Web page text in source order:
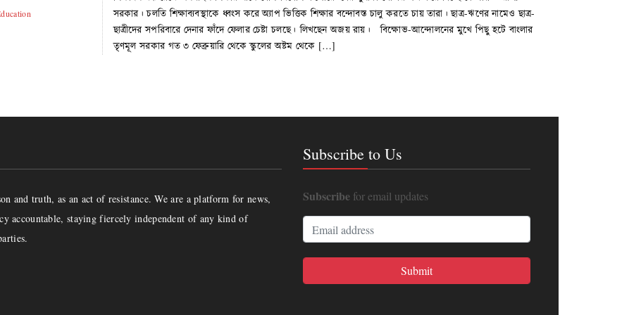
সরকার। চলতি শিক্ষাব্যবস্থাকে ধ্বংস করে অ্যাপ ভিত্তিক শিক্ষার বন্দোবস্ত চালু করতে চায় তারা। ছাত্র-ঋণের নামেও ছাত্র-
ছাত্রীদের সপরিবারে দেনার ফাঁদে ফেলার চেষ্টা চলছে। লিখছেন অজয় রায়। বিক্ষোভ-আন্দোলনের মুখে পিছু হটে বাংলার
তৃণমূল সরকার গত ৩ ফেব্রুয়ারি থেকে স্কুলের অষ্টম থেকে […]
and truth, as an act of resistance. We are a platform for news,
accountable, staying fiercely independent of any kind of
Subscribe to Us
Subscribefor email updates